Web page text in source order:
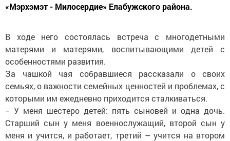
«Мэрхэмэт - Милосердие» Елабужского района.
В ходе него состоялась встреча с многодетными
матерями и матерями, воспитывающими детей с
особенностями развития.
За чашкой чая собравшиеся рассказали о своих
семьях, о важности семейных ценностей и проблемах, с
которыми им ежедневно приходится сталкиваться.
− У меня шестеро детей: пять сыновей и одна дочь.
Старший сын у меня военнослужащий, второй сын у
меня и учится, и работает, третий – учится на втором